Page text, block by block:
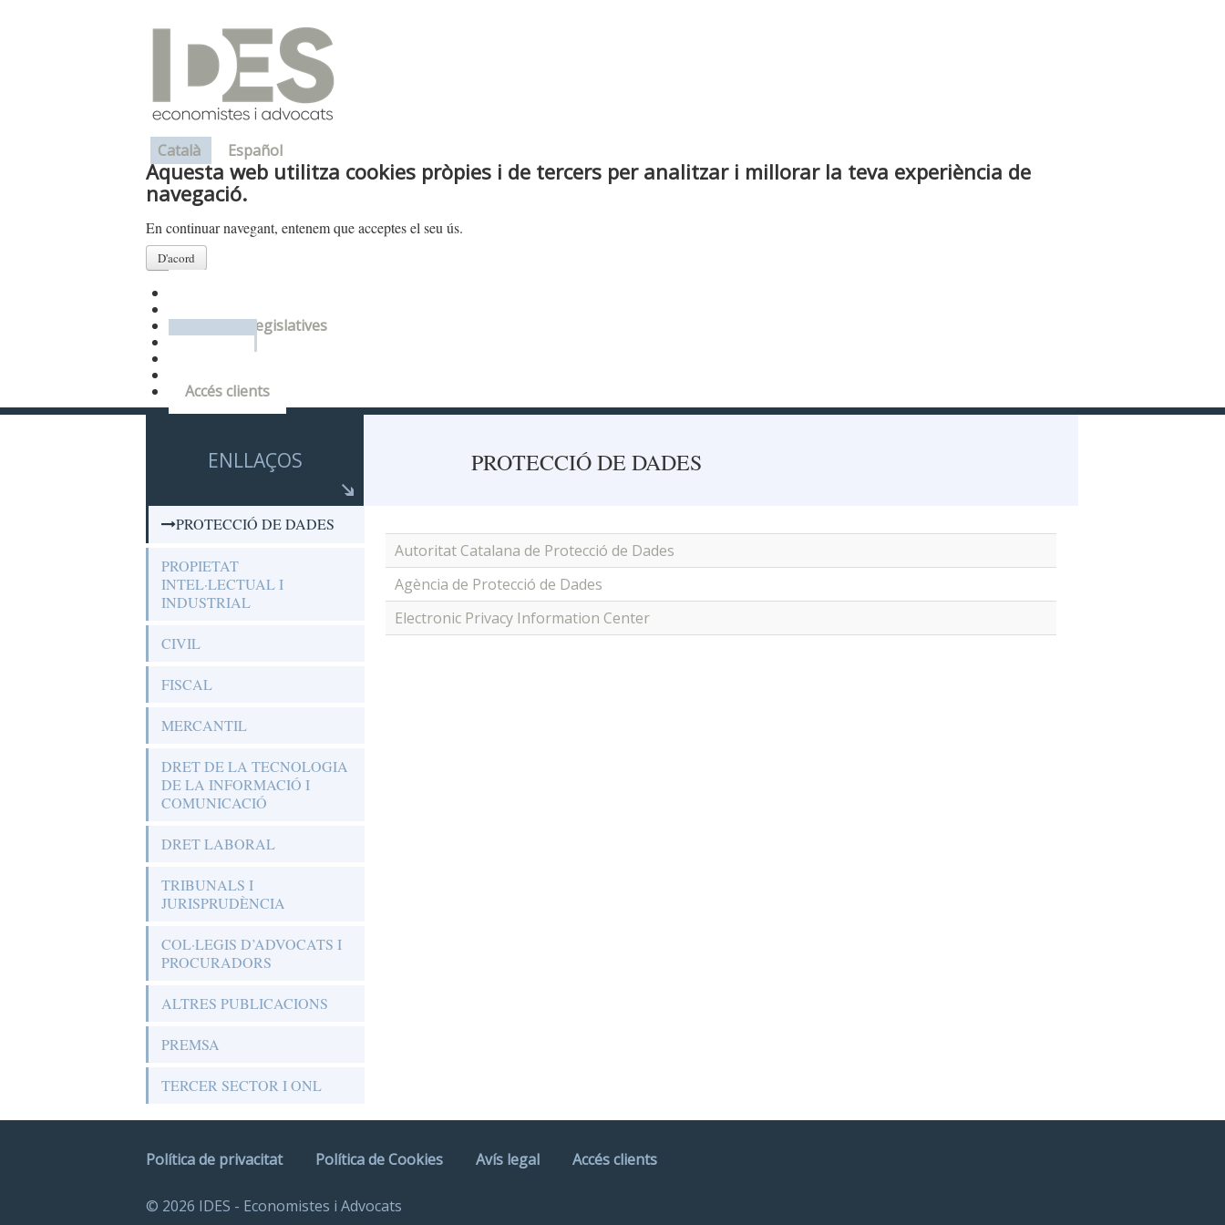
Català Español
Aquesta web utilitza cookies pròpies i de tercers per analitzar i millorar la teva experiència de
navegació.
En continuar navegant, entenem que acceptes el seu ús.
D'acord
Novetats legislatives
Enllaços
Accés clients
ENLLAÇOS
PROTECCIÓ DE DADES
PROPIETAT
INTEL·LECTUAL I
INDUSTRIAL
CIVIL
FISCAL
MERCANTIL
DRET DE LA TECNOLOGIA
DE LA INFORMACIÓ I
COMUNICACIÓ
DRET LABORAL
TRIBUNALS I
JURISPRUDÈNCIA
COL·LEGIS D’ADVOCATS I
PROCURADORS
ALTRES PUBLICACIONS
PREMSA
TERCER SECTOR I ONL
PROTECCIÓ DE DADES
Autoritat Catalana de Protecció de Dades
Agència de Protecció de Dades
Electronic Privacy Information Center
Política de privacitat Política de Cookies Avís legal Accés clients
© 2026 IDES - Economistes i Advocats